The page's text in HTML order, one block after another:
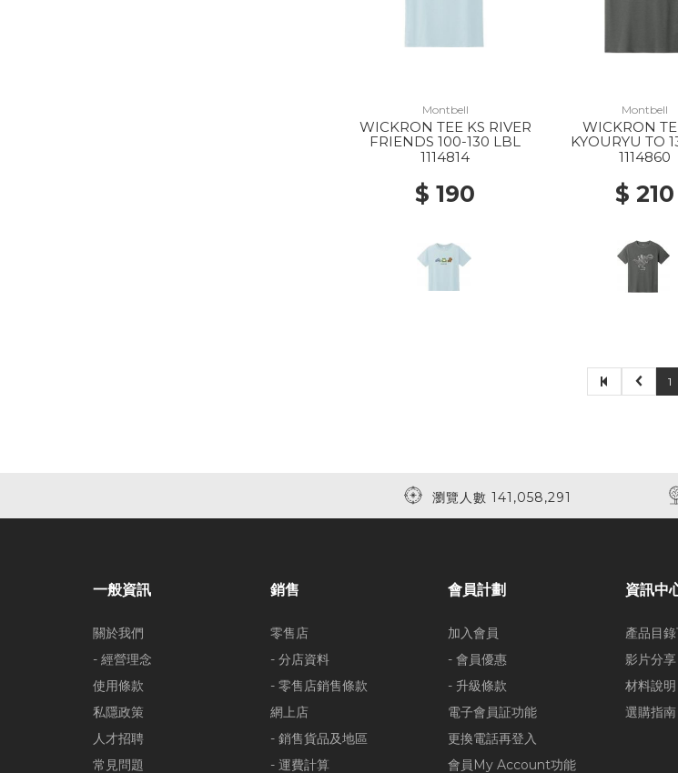
Montbell
WICKRON TEE KS RIVER
FRIENDS 100-130 LBL
1114814
$ 190
Montbell
WICKRON
KYOURYU TO
DGY
1114860
$ 210
1
瀏覽人數 141,058,291
一般資訊
關於我們
- 經營理念
使用條款
私隱政策
人才招聘
常見問題
銷售
零售店
- 分店資料
- 零售店銷售條款
網上店
- 銷售貨品及地區
- 運費計算
會員計劃
加入會員
- 會員優惠
- 升級條款
電子會員証功能
更換電話再登入
會員My Account功能
資訊中
產品目
影片分享
材料說明
選購指南